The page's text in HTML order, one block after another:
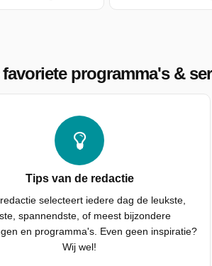
programma's &
Tips van de redactie
selecteert iedere dag de leukste,
spannendste, of meest bijzondere
en programma's. Even geen inspiratie?
Wij wel!